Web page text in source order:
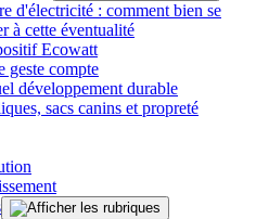
d'électricité : comment bien se
à cette éventualité
Ecowatt
geste compte
développement durable
sacs canins et propreté